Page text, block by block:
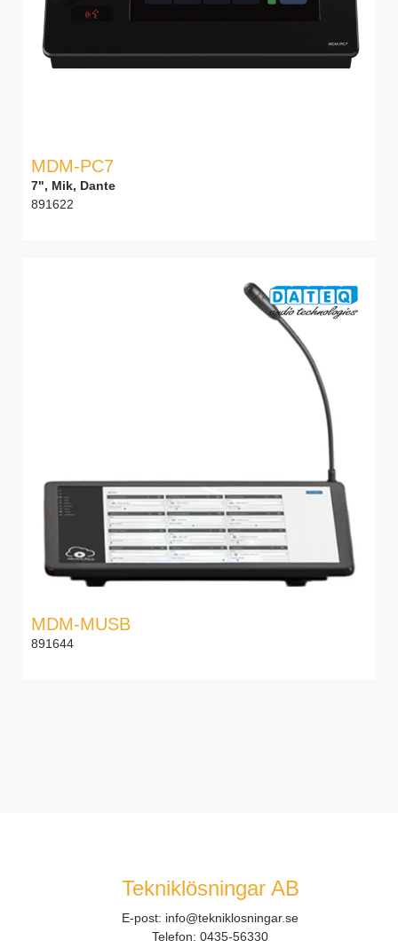
MDM-PC7
7", Mik, Dante
891622
MDM-MUSB
891644
Tekniklösningar AB
E-post: info@tekniklosningar.se
Telefon: 0435-56330